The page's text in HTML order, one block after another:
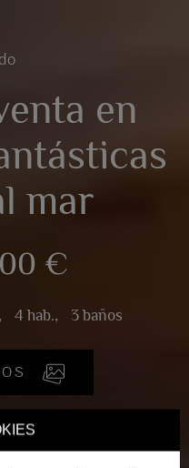
en
mar
€
4 hab., 3 baños